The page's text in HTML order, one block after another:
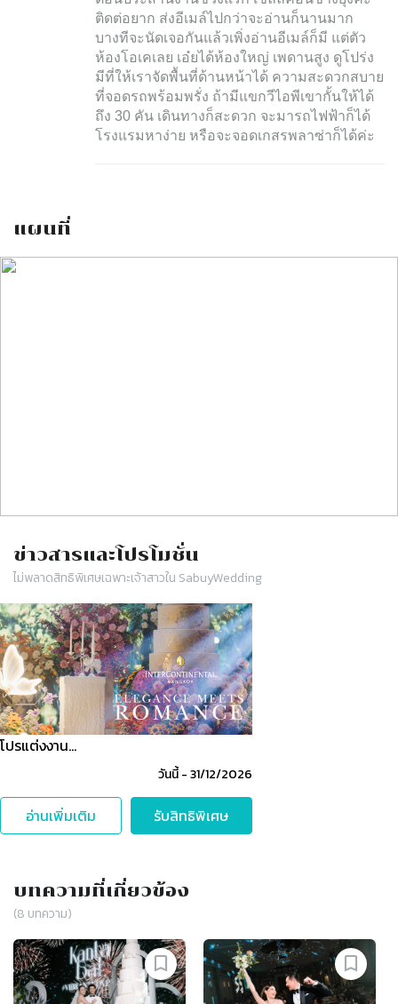
ติดต่อยาก ส่งอีเมล์ไปกว่าจะอ่านก็นานมาก
บางทีจะนัดเจอกันแล้วเพิ่งอ่านอีเมล์ก็มี แต่ตัว
ห้องโอเคเลย เอ๋ยได้ห้องใหญ่ เพดานสูง ดูโปร่ง
มีที่ให้เราจัดพื้นที่ด้านหน้าได้ ความสะดวกสบาย
ที่จอดรถพร้อมพรั่ง ถ้ามีแขกวีไอพีเขากั้นให้ได้
ถึง 30 คัน เดินทางก็สะดวก จะมารถไฟฟ้าก็ได้
โรงแรมหาง่าย หรือจะจอดเกสรพลาซ่าก็ได้ค่ะ
แผนที่
ข่าวสารและโปรโมชั่น
ไม่พลาดสิทธิพิเศษเฉพาะเจ้าสาวใน SabuyWedding
Slide 1 of 1
โปรแต่งงาน…
วันนี้-31/12/2026
อ่านเพิ่มเติม รับสิทธิพิเศษ
บทความที่เกี่ยวข้อง
(8 บทความ)